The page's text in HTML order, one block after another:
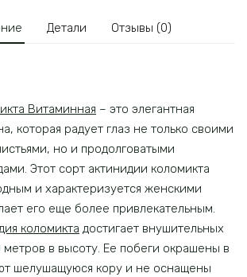
Детали Отзывы (0)
Витаминная – это элегантная
которая радует глаз не только своими
но и продолговатыми
Этот сорт актинидии коломикта
и характеризуется женскими
его еще более привлекательным.
коломикта достигает внушительных
в высоту. Ее побеги окрашены в
шелушащуюся кору и не оснащены